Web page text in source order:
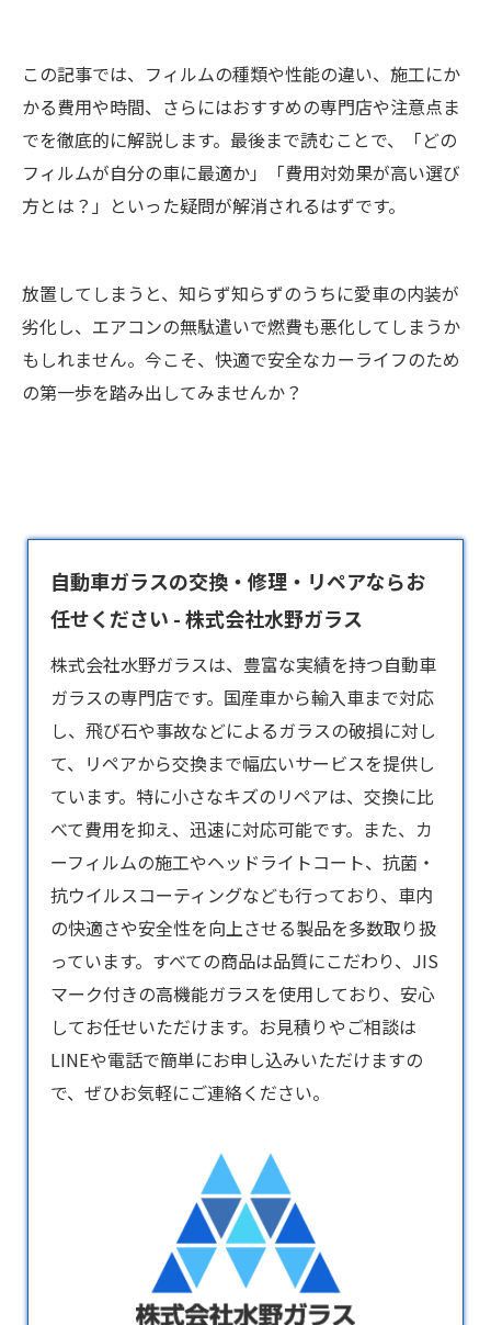
この記事では、フィルムの種類や性能の違い、施工にか
かる費用や時間、さらにはおすすめの専門店や注意点ま
でを徹底的に解説します。最後まで読むことで、「どの
フィルムが自分の車に最適か」「費用対効果が高い選び
方とは？」といった疑問が解消されるはずです。
放置してしまうと、知らず知らずのうちに愛車の内装が
劣化し、エアコンの無駄遣いで燃費も悪化してしまうか
もしれません。今こそ、快適で安全なカーライフのため
の第一歩を踏み出してみませんか？
自動車ガラスの交換・修理・リペアならお
任せください - 株式会社水野ガラス
株式会社水野ガラスは、豊富な実績を持つ自動車
ガラスの専門店です。国産車から輸入車まで対応
し、飛び石や事故などによるガラスの破損に対し
て、リペアから交換まで幅広いサービスを提供し
ています。特に小さなキズのリペアは、交換に比
べて費用を抑え、迅速に対応可能です。また、カ
ーフィルムの施工やヘッドライトコート、抗菌・
抗ウイルスコーティングなども行っており、車内
の快適さや安全性を向上させる製品を多数取り扱
っています。すべての商品は品質にこだわり、JIS
マーク付きの高機能ガラスを使用しており、安心
してお任せいただけます。お見積りやご相談は
LINEや電話で簡単にお申し込みいただけますの
で、ぜひお気軽にご連絡ください。